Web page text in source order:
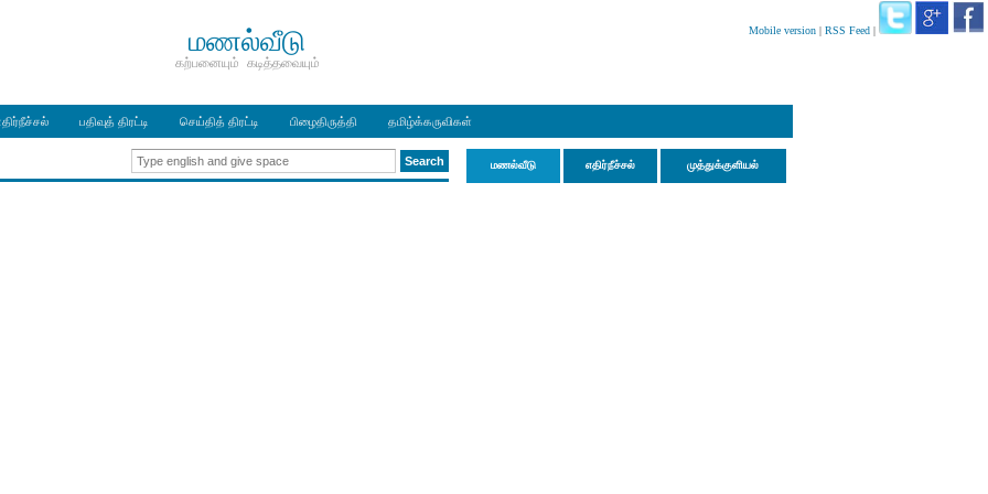
Mobile version | RSS Feed |
மணல்வீடு
கற்பனையும் கடித்தவையும்
பதிவுத் திரட்டி செய்தித் திரட்டி பிழைதிருத்தி தமிழ்க்கருவிகள்
மணல்வீடு எதிர்நீச்சல் முத்துக்குளியல்